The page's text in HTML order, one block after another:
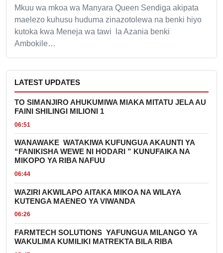
Mkuu wa mkoa wa Manyara Queen Sendiga akipata
maelezo kuhusu huduma zinazotolewa na benki hiyo
kutoka kwa Meneja wa tawi la Azania benki
Ambokile…
LATEST UPDATES
TO SIMANJIRO AHUKUMIWA MIAKA MITATU JELA AU
FAINI SHILINGI MILIONI 1
06:51
WANAWAKE WATAKIWA KUFUNGUA AKAUNTI YA
“FANIKISHA WEWE NI HODARI ” KUNUFAIKA NA
MIKOPO YA RIBA NAFUU
06:44
WAZIRI AKWILAPO AITAKA MIKOA NA WILAYA
KUTENGA MAENEO YA VIWANDA
06:26
FARMTECH SOLUTIONS YAFUNGUA MILANGO YA
WAKULIMA KUMILIKI MATREKTA BILA RIBA